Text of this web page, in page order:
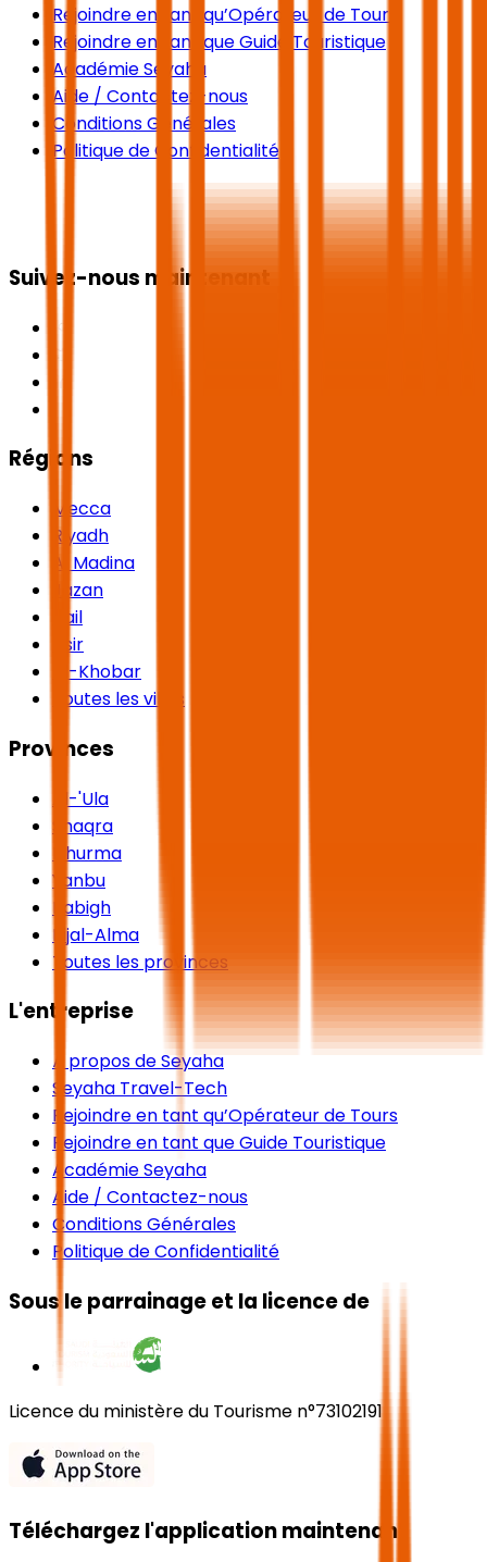
Rejoindre en tant qu’Opérateur de Tours
Rejoindre en tant que Guide Touristique
Académie Seyaha
Aide / Contactez-nous
Conditions Générales
Politique de Confidentialité
Suivez-nous maintenant
Régions
Mecca
Riyadh
Al Madina
Jazan
Hail
Asir
Al-Khobar
Toutes les villes
Provinces
Al-'Ula
Shaqra
Dhurma
Yanbu
Rabigh
Rijal-Alma
Toutes les provinces
L'entreprise
À propos de Seyaha
Seyaha Travel-Tech
Rejoindre en tant qu’Opérateur de Tours
Rejoindre en tant que Guide Touristique
Académie Seyaha
Aide / Contactez-nous
Conditions Générales
Politique de Confidentialité
Sous le parrainage et la licence de
Licence du ministère du Tourisme n°73102191
Téléchargez l'application maintenant